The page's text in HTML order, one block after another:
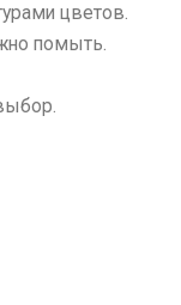
цветов.
помыть.